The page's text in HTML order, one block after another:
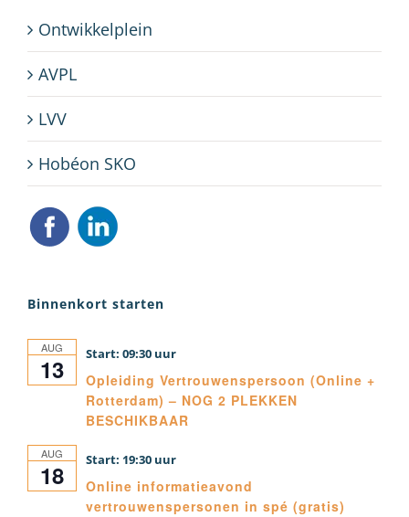
Ontwikkelplein
AVPL
LVV
Hobéon SKO
Binnenkort starten
AUG
13 09:30
Opleiding Vertrouwenspersoon (Online +
Rotterdam) – NOG 2 PLEKKEN
BESCHIKBAAR
AUG
18 19:30
Online informatieavond
vertrouwenspersonen in spé (gratis)